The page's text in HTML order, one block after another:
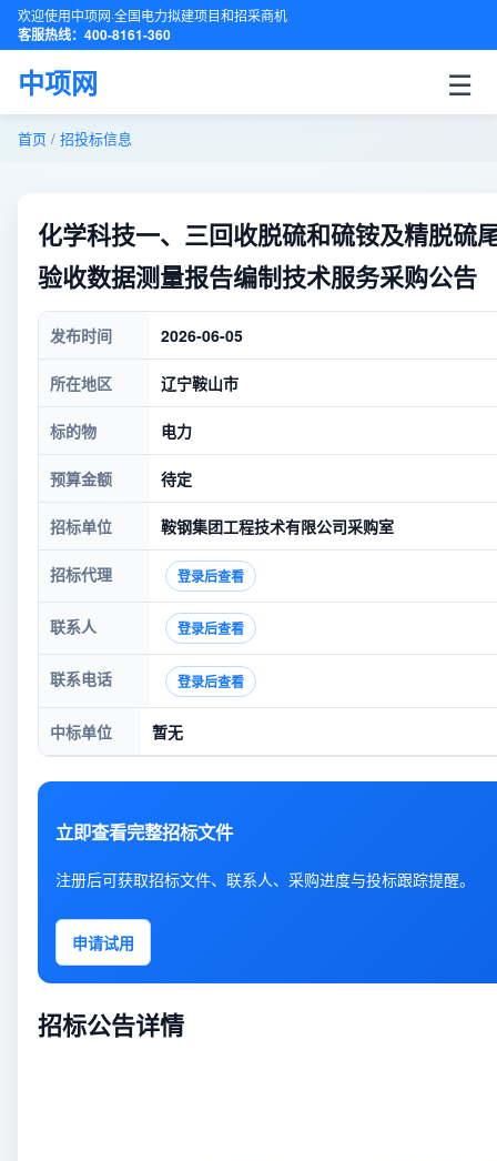
欢迎使用中项网·全国电力拟建项目和招采商机
客服热线：400-8161-360
中项网 ☰
首页 / 招投标信息
化学科技一、三回收脱硫和硫铵及精脱
验收数据测量报告编制技术服务采购公告
发布时间 2026-06-05
所在地区 辽宁鞍山市
标的物 电力
预算金额 待定
招标单位 鞍钢集团工程技术有限公司采购室
招标代理 登录后查看
联系人 登录后查看
联系电话 登录后查看
中标单位 暂无
立即查看完整招标文件
注册后可获取招标文件、联系人、采购进度与投标跟踪提醒。
申请试用
招标公告详情